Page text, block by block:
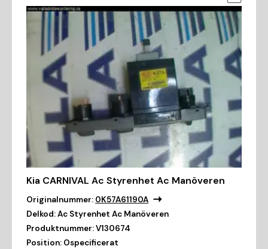
Kia CARNIVAL Ac Styrenhet Ac Manöveren
Originalnummer: 0K57A61190A
Delkod:Ac Styrenhet Ac Manöveren
Produktnummer:V130674
Position: Ospecificerat